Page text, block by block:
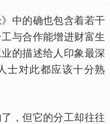
中的确也包含着若干
与合作能增进财富生
的描述给人印象最深
士对此都应该十分熟
，但它的分工却往往